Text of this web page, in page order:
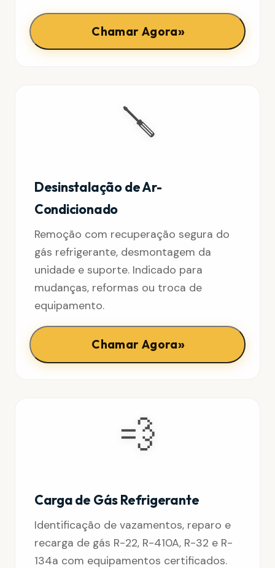
Chamar Agora»
🪛
Desinstalação de Ar-
Condicionado
Remoção com recuperação segura do
gás refrigerante, desmontagem da
unidade e suporte. Indicado para
mudanças, reformas ou troca de
equipamento.
Chamar Agora»
💨
Carga de Gás Refrigerante
Identificação de vazamentos, reparo e
recarga de gás R-22, R-410A, R-32 e R-
134a com equipamentos certificados.